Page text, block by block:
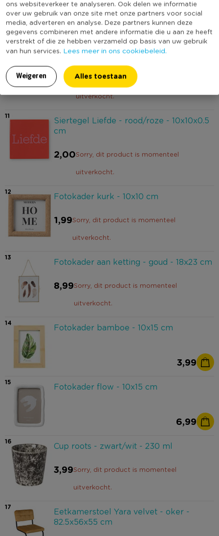
ons websiteverkeer te analyseren. Ook delen we informatie
over uw gebruik van onze site met onze partners voor social
media, adverteren en analyse. Deze partners kunnen deze
gegevens combineren met andere informatie die u aan ze heeft
verstrekt of die ze hebben verzameld op basis van uw gebruik
van hun services. Lees meer in ons cookiebeleid.
Weigeren Alles toestaan
7,99
10
Siertegel Chill - roze/groen - 10x10x0.5
cm
2,00Sorry, dit product is momenteel
uitverkocht.
11
Siertegel Liefde - rood/roze - 10x10x0.5
cm
2,00Sorry, dit product is momenteel
uitverkocht.
12 Fotokader kurk - 10x10 cm
1,99Sorry, dit product is momenteel
uitverkocht.
13 Fotokader aan ketting - goud - 18x23 cm
8,99Sorry, dit product is momenteel
uitverkocht.
14 Fotokader bamboe - 10x15 cm
3,99
15 Fotokader flow - 10x15 cm
6,99
16 Cup roots - zwart/wit - 230 ml
3,99Sorry, dit product is momenteel
uitverkocht.
17
Eetkamerstoel Yara velvet - oker -
82.5x56x55 cm